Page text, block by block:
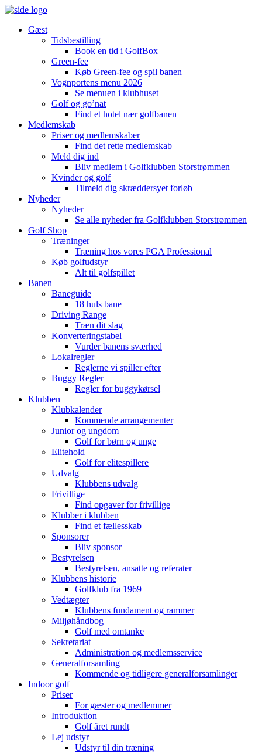
Gæst
Tidsbestilling
Book en tid i GolfBox
Green-fee
Køb Green-fee og spil banen
Vognportens menu 2026
Se menuen i klubhuset
Golf og go’nat
Find et hotel nær golfbanen
Medlemskab
Priser og medlemskaber
Find det rette medlemskab
Meld dig ind
Bliv medlem i Golfklubben Storstrømmen
Kvinder og golf
Tilmeld dig skræddersyet forløb
Nyheder
Nyheder
Se alle nyheder fra Golfklubben Storstrømmen
Golf Shop
Træninger
Træning hos vores PGA Professional
Køb golfudstyr
Alt til golfspillet
Banen
Baneguide
18 huls bane
Driving Range
Træn dit slag
Konverteringstabel
Vurder banens sværhed
Lokalregler
Reglerne vi spiller efter
Buggy Regler
Regler for buggykørsel
Klubben
Klubkalender
Kommende arrangementer
Junior og ungdom
Golf for børn og unge
Elitehold
Golf for elitespillere
Udvalg
Klubbens udvalg
Frivillige
Find opgaver for frivillige
Klubber i klubben
Find et fællesskab
Sponsorer
Bliv sponsor
Bestyrelsen
Bestyrelsen, ansatte og referater
Klubbens historie
Golfklub fra 1969
Vedtægter
Klubbens fundament og rammer
Miljøhåndbog
Golf med omtanke
Sekretariat
Administration og medlemsservice
Generalforsamling
Kommende og tidligere generalforsamlinger
Indoor golf
Priser
For gæster og medlemmer
Introduktion
Golf året rundt
Lej udstyr
Udstyr til din træning